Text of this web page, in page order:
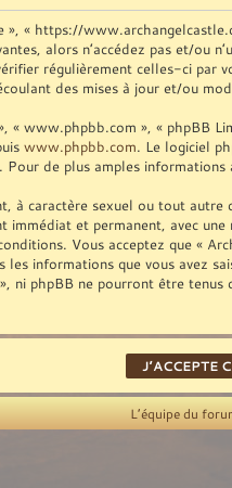
« https://
alors n’accédez pas et/ou
régulièrement celles-ci par
des mises à jour et/ou
www.phpbb.com », « phpBB
www.phpbb.com. Le logiciel
Pour de plus amples
caractère sexuel ou tout
et permanent, avec
Vous acceptez que «
informations que vous avez
phpBB ne pourront être
L’équipe du